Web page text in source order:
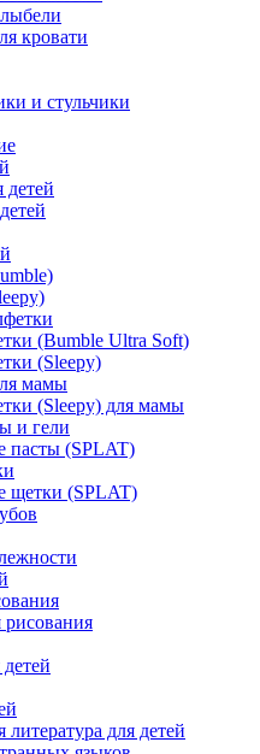
кровати
и стульчики
детей
(Bumble Ultra Soft)
(Sleepy)
мамы
(Sleepy) для мамы
и гели
пасты (SPLAT)
щетки (SPLAT)
литература для детей